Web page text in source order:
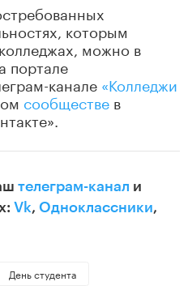
которым
можно в
портале
канале «Колледжи
сообществе в
телеграм-канал и
Vk, Одноклассники,
День студента